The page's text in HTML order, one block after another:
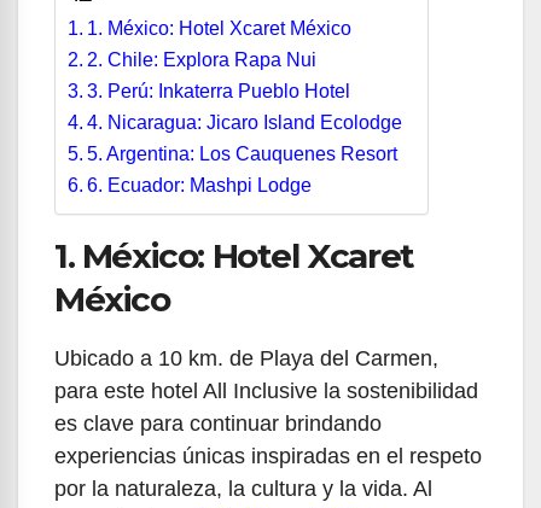
1. México: Hotel Xcaret México
2. Chile: Explora Rapa Nui
3. Perú: Inkaterra Pueblo Hotel
4. Nicaragua: Jicaro Island Ecolodge
5. Argentina: Los Cauquenes Resort
6. Ecuador: Mashpi Lodge
1. México: Hotel Xcaret
México
Ubicado a 10 km. de Playa del Carmen,
para este hotel All Inclusive la sostenibilidad
es clave para continuar brindando
experiencias únicas inspiradas en el respeto
por la naturaleza, la cultura y la vida. Al